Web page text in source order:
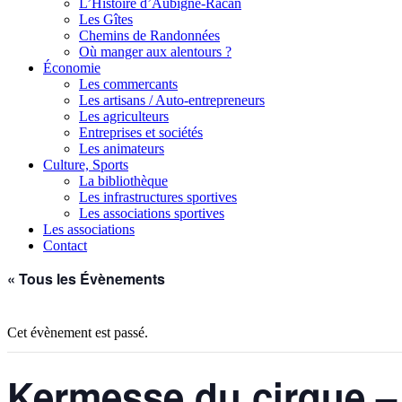
L’Histoire d’Aubigné-Racan
Les Gîtes
Chemins de Randonnées
Où manger aux alentours ?
Économie
Les commercants
Les artisans / Auto-entrepreneurs
Les agriculteurs
Entreprises et sociétés
Les animateurs
Culture, Sports
La bibliothèque
Les infrastructures sportives
Les associations sportives
Les associations
Contact
« Tous les Évènements
Cet évènement est passé.